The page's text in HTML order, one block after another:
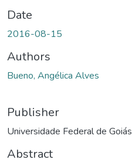
Date
2016-08-15
Authors
Bueno, Angélica Alves
Publisher
Universidade Federal de Goiás
Abstract